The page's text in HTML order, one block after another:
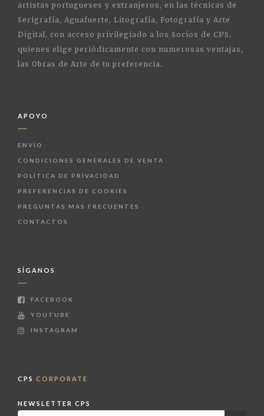
artistas portugueses y extranjeros, en las técnicas de
Serigrafía, Aguafuerte, Litografía, Fotografía y Arte
Digital, con acceso privilegiado a los Socios de CPS,
quienes elige periódicamente con numerosas ventajas,
las Obras de Arte de tu preferencia.
APOYO
ENVÍO
CONDICIONES GENERALES DE VENTA
POLÍTICA DE PRIVACIDAD
PREFERENCIAS DE COOKIES
PREGUNTAS MÁS FRECUENTES
CONTACTOS
SÍGANOS
FACEBOOK
YOUTUBE
INSTAGRAM
CPS CORPORATE
NEWSLETTER CPS